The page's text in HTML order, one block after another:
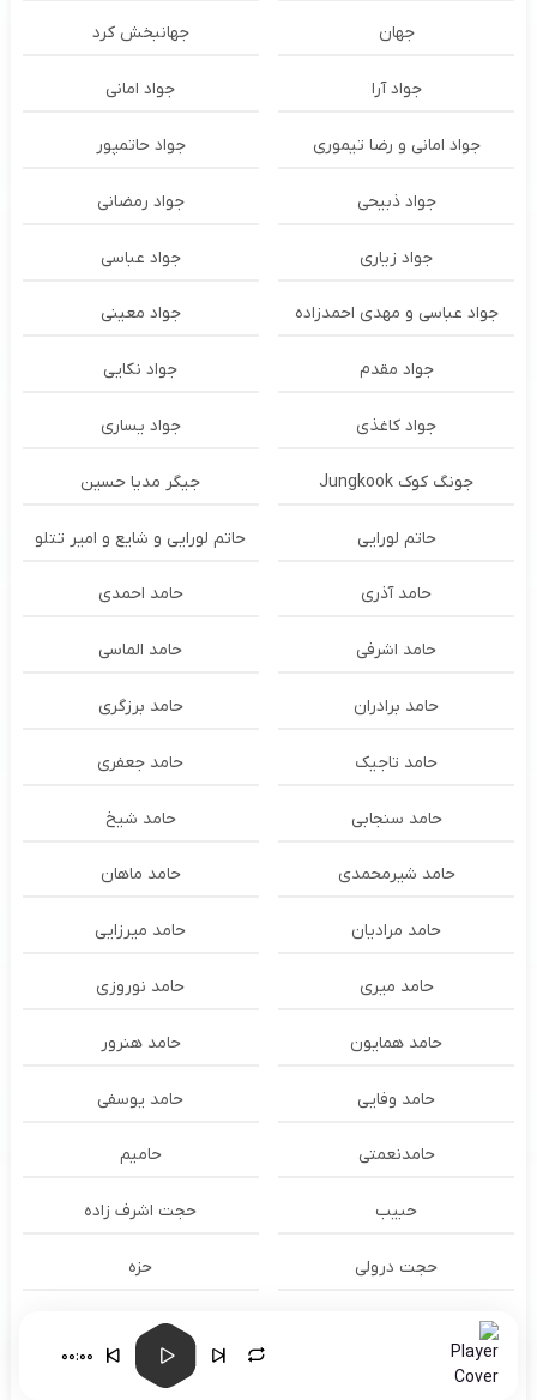
جهان جهانبخش کرد
جواد آرا جواد امانی
جواد امانی و رضا تیموری جواد حاتمپور
جواد ذبیحی جواد رمضانی
جواد زیاری جواد عباسی
جواد عباسی و مهدی احمدزاده جواد معینی
جواد مقدم جواد نکایی
جواد کاغذی جواد یساری
جونگ کوک Jungkook جیگر مدیا حسین
حاتم لورایی حاتم لورایی و شایع و امیر تتلو
حامد آذری حامد احمدی
حامد اشرفی حامد الماسی
حامد برادران حامد برزگری
حامد تاجیک حامد جعفری
حامد سنجابی حامد شیخ
حامد شیرمحمدی حامد ماهان
حامد مرادیان حامد میرزایی
حامد میری حامد نوروزی
حامد همایون حامد هنرور
حامد وفایی حامد یوسفی
حامدنعمتی حامیم
حبیب حجت اشرف زاده
حجت درولی حزه
حسام الدین سراج
حسام الدین موسوی و طهمورث حسام حیدری
00:00